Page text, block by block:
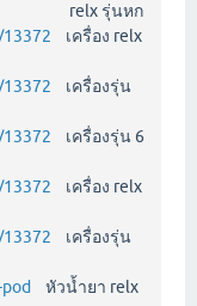
relx รุ่นหก
เครื่อง relx
เครื่องรุ่น
เครื่องรุ่น 6
เครื่อง relx
เครื่องรุ่น
หัวน้ำยา relx